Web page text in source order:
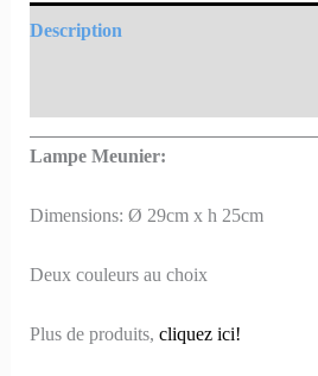
Description
Lampe Meunier:
Dimensions: Ø 29cm x h 25cm
Deux couleurs au choix
Plus de produits,cliquez ici!